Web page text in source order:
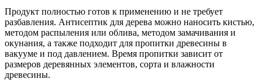
Продукт полностью готов к применению и не требует
разбавления. Антисептик для дерева можно наносить кистью,
методом распыления или облива, методом замачивания и
окунания, а также подходит для пропитки древесины в
вакууме и под давлением. Время пропитки зависит от
размеров деревянных элементов, сорта и влажности
древесины.